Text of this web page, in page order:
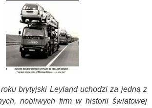
brytyjski Leyland uchodzi za jedną z
nobliwych firm w historii światowej